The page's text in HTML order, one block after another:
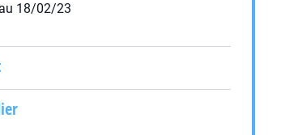
18/02/23